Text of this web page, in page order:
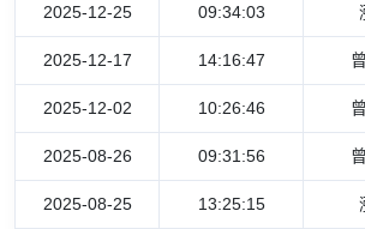
2025-12-25 09:34:03
2025-12-17 14:16:47
2025-12-02 10:26:46
2025-08-26 09:31:56
2025-08-25 13:25:15